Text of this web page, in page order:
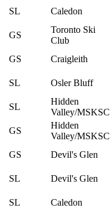
SL Caledon
GS
Toronto Ski
Club
GS Craigleith
SL Osler Bluff
SL
Hidden
Valley/MSKSC
GS
Hidden
Valley/MSKSC
GS Devil's Glen
SL Devil's Glen
SL Caledon